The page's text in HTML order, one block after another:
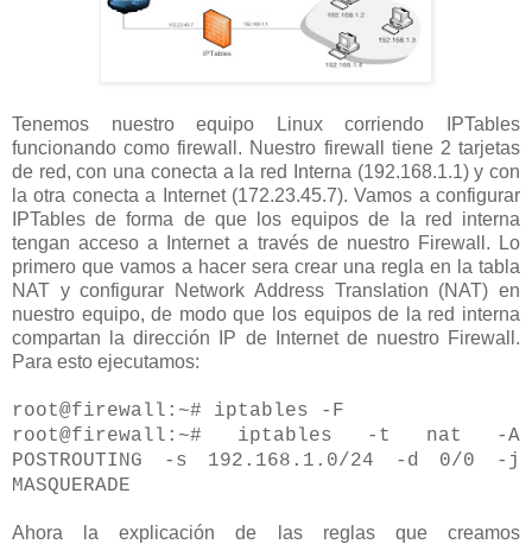
Tenemos nuestro equipo Linux corriendo IPTables
funcionando como firewall. Nuestro firewall tiene 2 tarjetas
de red, con una conecta a la red Interna (192.168.1.1) y con
la otra conecta a Internet (172.23.45.7). Vamos a configurar
IPTables de forma de que los equipos de la red interna
tengan acceso a Internet a través de nuestro Firewall. Lo
primero que vamos a hacer sera crear una regla en la tabla
NAT y configurar Network Address Translation (NAT) en
nuestro equipo, de modo que los equipos de la red interna
compartan la dirección IP de Internet de nuestro Firewall.
Para esto ejecutamos:
root@firewall:~# iptables -F
root@firewall:~# iptables -t nat -A
POSTROUTING -s 192.168.1.0/24 -d 0/0 -j
MASQUERADE
Ahora la explicación de las reglas que creamos